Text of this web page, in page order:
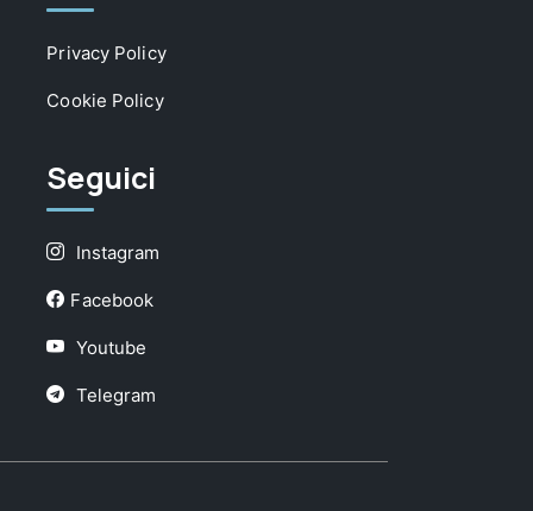
Privacy Policy
Cookie Policy
Seguici
Instagram
Facebook
Youtube
Telegram